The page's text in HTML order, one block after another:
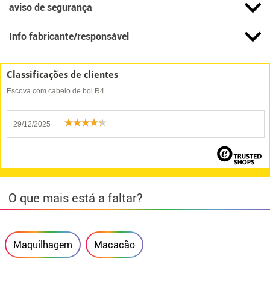
aviso de segurança
Info fabricante/responsável
Classificações de clientes
Escova com cabelo de boi R4
29/12/2025
O que mais está a faltar?
Maquilhagem Macacão